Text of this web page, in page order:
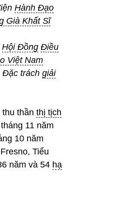
Hành Đạo
Già Khất Sĩ
Hội Đồng Điều
Việt Nam
trách giải
thu thần thị tịch
11 năm
10 năm
Tiểu
năm và 54 hạ